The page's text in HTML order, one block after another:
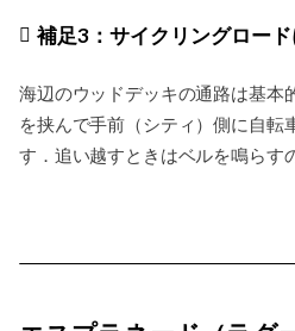
補足3：サイクリングロー
海辺のウッドデッキの通路は基本
を挟んで手前（シティ）側に自転
す．追い越すときはベルを鳴らす